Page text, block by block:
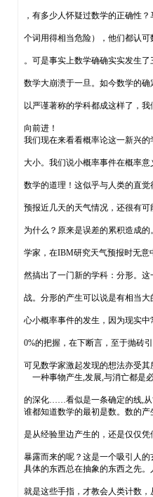
，有多少人怀疑过数学的正确性
个词用得相当危险），他们都认
。可是事实上数学确确实实发生
数学大崩溃于一旦。如今数学的
以严谨著称的学科都成这样了，
向前进！
我们现在来看看概率论这一新兴
大小。我们说小概率事件在概率意
数学的道理！这似乎与人类的直
预报近几天的天气情况，还很有可
为什么？原来是误差的累积造成
学家，在IBM研究天气预报时无
然搞出了一门新的学科：分形。
战。分形的产生可以说是有相当
心小概率事件的发生，因为现实
0%的把握，在下断言，至于抛砖
可见数学家激起发现的想法亦受其
一种事物产生,发展,与消亡都是
的深化……看似是一条确定的线,从
谁都知道数学的最初是数。数的
是从经验里边产生的，还是仅仅
暴露而来的呢？这是一个吸引人的
具体的东西总在抽象的东西之先。
就是这些手指，才教会人类计数